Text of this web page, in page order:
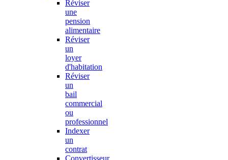
Réviser
une
pension
alimentaire
Réviser
un
loyer
d'habitation
Réviser
un
bail
commercial
ou
professionnel
Indexer
un
contrat
Convertisseur